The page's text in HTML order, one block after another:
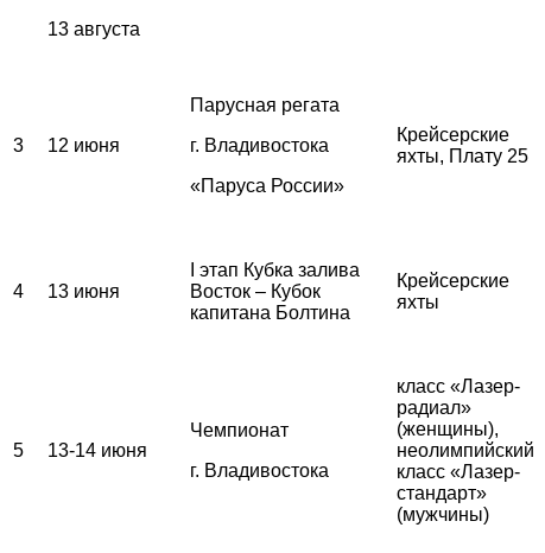
13 августа
3 12 июня
Парусная регата
г. Владивостока
«Паруса России»
Крейсерские
яхты, Плату 25
4 13 июня
I этап Кубка залива
Восток – Кубок
капитана Болтина
Крейсерские
яхты
5 13-14 июня
Чемпионат
г. Владивостока
класс «Лазер-
радиал»
(женщины),
неолимпийский
класс «Лазер-
стандарт»
(мужчины)